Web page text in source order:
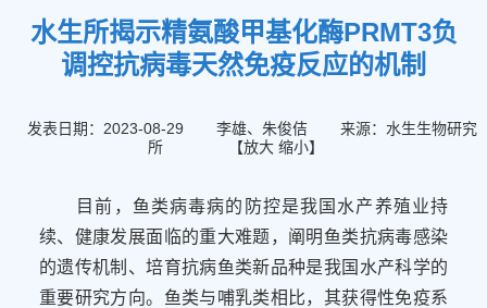
水生所揭示精氨酸甲基化酶PRMT3负
调控抗病毒天然免疫反应的机制
发表日期：2023-08-29 李雄、朱俊佶
来源：水生生物研究
所
【放大 缩小】
目前，鱼类病毒病的防控是我国水产养殖业持
续、健康发展面临的重大难题，阐明鱼类抗病毒感染
的遗传机制、培育抗病鱼类新品种是我国水产科学的
重要研究方向。鱼类与哺乳类相比，其获得性免疫系